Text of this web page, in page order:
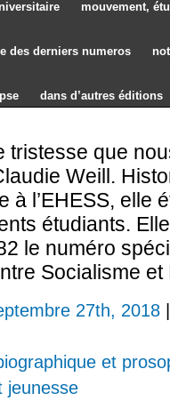
mouvement,
des derniers numeros
dans d’autres éditions
tristesse que
Weill.
à l’EHESS, elle
étudiants.
le numéro
Socialisme
27th, 2018
et
jeunesse